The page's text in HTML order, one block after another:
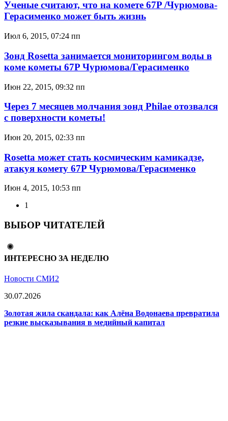
Ученые считают, что на комете 67P /Чурюмова-
Герасименко может быть жизнь
Июл 6, 2015, 07:24 пп
Зонд Rosetta занимается мониторингом воды в
коме кометы 67P Чурюмова/Герасименко
Июн 22, 2015, 09:32 пп
Через 7 месяцев молчания зонд Philae отозвался
с поверхности кометы!
Июн 20, 2015, 02:33 пп
Rosetta может стать космическим камикадзе,
атакуя комету 67P Чурюмова/Герасименко
Июн 4, 2015, 10:53 пп
1
ВЫБОР ЧИТАТЕЛЕЙ
ИНТЕРЕСНО ЗА НЕДЕЛЮ
Новости СМИ2
30.07.2026
Золотая жила скандала: как Алёна Водонаева превратила
резкие высказывания в медийный капитал